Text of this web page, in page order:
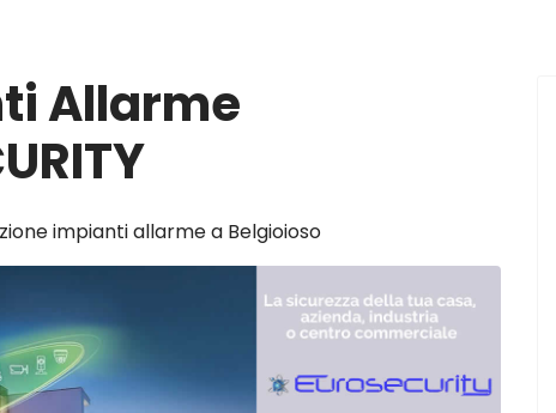
Allarme
impianti allarme a Belgioioso